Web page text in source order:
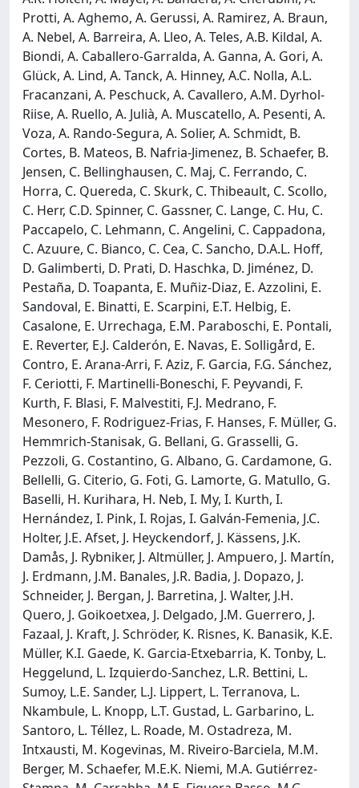
Protti, A. Aghemo, A. Gerussi, A. Ramirez, A. Braun,
A. Nebel, A. Barreira, A. Lleo, A. Teles, A.B. Kildal, A.
Biondi, A. Caballero-Garralda, A. Ganna, A. Gori, A.
Glück, A. Lind, A. Tanck, A. Hinney, A.C. Nolla, A.L.
Fracanzani, A. Peschuck, A. Cavallero, A.M. Dyrhol-
Riise, A. Ruello, A. Julià, A. Muscatello, A. Pesenti, A.
Voza, A. Rando-Segura, A. Solier, A. Schmidt, B.
Cortes, B. Mateos, B. Nafria-Jimenez, B. Schaefer, B.
Jensen, C. Bellinghausen, C. Maj, C. Ferrando, C.
Horra, C. Quereda, C. Skurk, C. Thibeault, C. Scollo,
C. Herr, C.D. Spinner, C. Gassner, C. Lange, C. Hu, C.
Paccapelo, C. Lehmann, C. Angelini, C. Cappadona,
C. Azuure, C. Bianco, C. Cea, C. Sancho, D.A.L. Hoff,
D. Galimberti, D. Prati, D. Haschka, D. Jiménez, D.
Pestaña, D. Toapanta, E. Muñiz-Diaz, E. Azzolini, E.
Sandoval, E. Binatti, E. Scarpini, E.T. Helbig, E.
Casalone, E. Urrechaga, E.M. Paraboschi, E. Pontali,
E. Reverter, E.J. Calderón, E. Navas, E. Solligård, E.
Contro, E. Arana-Arri, F. Aziz, F. Garcia, F.G. Sánchez,
F. Ceriotti, F. Martinelli-Boneschi, F. Peyvandi, F.
Kurth, F. Blasi, F. Malvestiti, F.J. Medrano, F.
Mesonero, F. Rodriguez-Frias, F. Hanses, F. Müller, G.
Hemmrich-Stanisak, G. Bellani, G. Grasselli, G.
Pezzoli, G. Costantino, G. Albano, G. Cardamone, G.
Bellelli, G. Citerio, G. Foti, G. Lamorte, G. Matullo, G.
Baselli, H. Kurihara, H. Neb, I. My, I. Kurth, I.
Hernández, I. Pink, I. Rojas, I. Galván-Femenia, J.C.
Holter, J.E. Afset, J. Heyckendorf, J. Kässens, J.K.
Damås, J. Rybniker, J. Altmüller, J. Ampuero, J. Martín,
J. Erdmann, J.M. Banales, J.R. Badia, J. Dopazo, J.
Schneider, J. Bergan, J. Barretina, J. Walter, J.H.
Quero, J. Goikoetxea, J. Delgado, J.M. Guerrero, J.
Fazaal, J. Kraft, J. Schröder, K. Risnes, K. Banasik, K.E.
Müller, K.I. Gaede, K. Garcia-Etxebarria, K. Tonby, L.
Heggelund, L. Izquierdo-Sanchez, L.R. Bettini, L.
Sumoy, L.E. Sander, L.J. Lippert, L. Terranova, L.
Nkambule, L. Knopp, L.T. Gustad, L. Garbarino, L.
Santoro, L. Téllez, L. Roade, M. Ostadreza, M.
Intxausti, M. Kogevinas, M. Riveiro-Barciela, M.M.
Berger, M. Schaefer, M.E.K. Niemi, M.A. Gutiérrez-